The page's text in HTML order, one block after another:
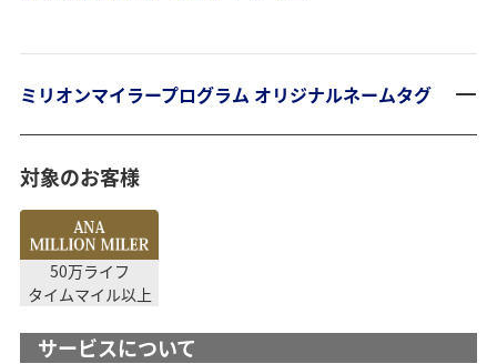
ミリオンマイラープログラム オリジナルネームタグ
対象のお客様
50万ライフ
タイムマイル以上
サービスについて